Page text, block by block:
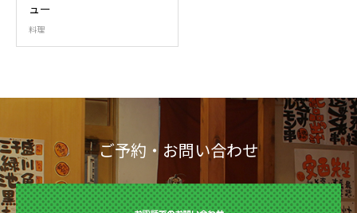
ュー
料理
ご予約・お問い合わせ